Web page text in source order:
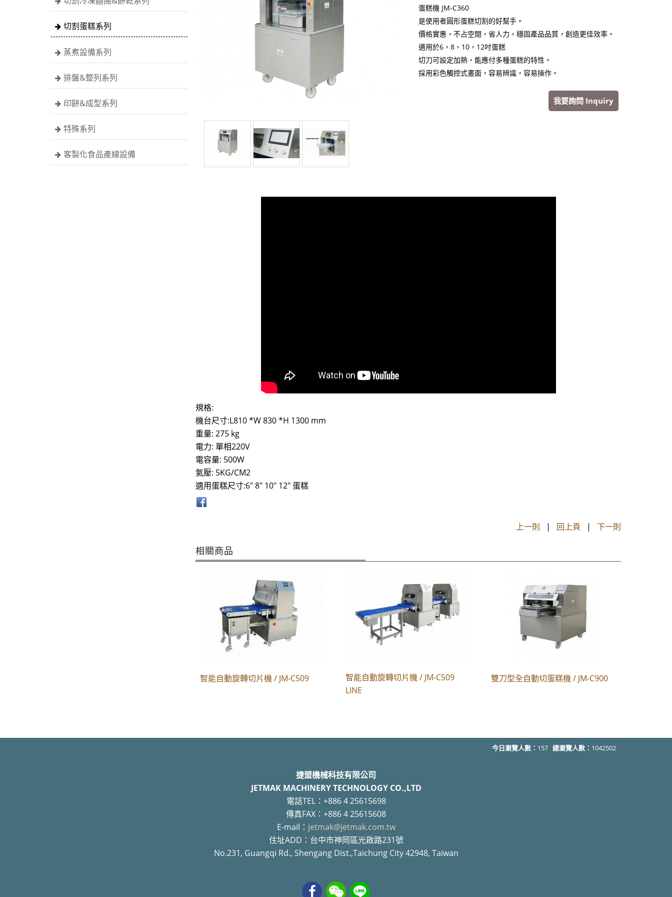
切割蛋糕系列
蒸煮設備系列
排盤&整列系列
印餅&成型系列
特殊系列
客製化食品產線設備
蛋糕機 JM-C360
是使用者圓形蛋糕切割的好幫手。
價格實惠，不占空間，省人力，穩固產品品質，創造更佳效率。
適用於6，8，10，12吋蛋糕
切刀可設定加熱，能應付多種蛋糕的特性。
採用彩色觸控式畫面，容易辨識，容易操作。
我要詢問 Inquiry
規格:
機台尺寸:L810 *W 830 *H 1300 mm
重量: 275 kg
電力: 單相220V
電容量: 500W
氣壓: 5KG/CM2
適用蛋糕尺寸:6" 8" 10" 12" 蛋糕
上一則 | 回上頁 | 下一則
相關商品
智能自動旋轉切片機 / JM-C509
智能自動旋轉切片機 / JM-C509
LINE
雙刀型全自動切蛋糕機 / JM-C900
今日瀏覽人數： 157 總瀏覽人數： 1042502
捷盟機械科技有限公司
JETMAK MACHINERY TECHNOLOGY CO.,LTD
電話TEL：+886 4 25615698
傳真FAX：+886 4 25615608
E-mail： jetmak@jetmak.com.tw
住址ADD：台中市神岡區光啟路231號
No.231, Guangqi Rd., Shengang Dist.,Taichung City 42948, Taiwan